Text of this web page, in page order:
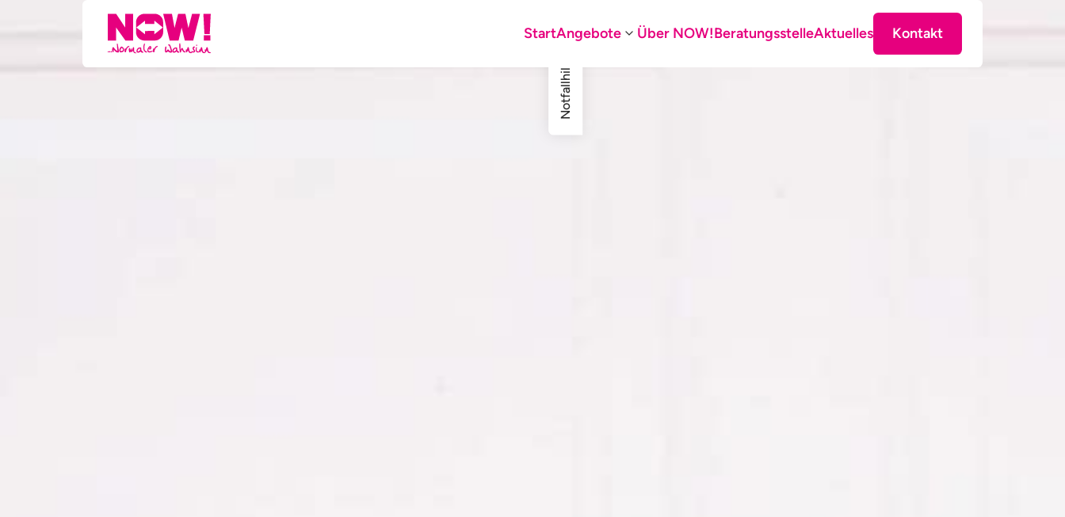
StartAngebote Über NOW!BeratungsstelleAktuelles Kontakt
Notfallhilfe